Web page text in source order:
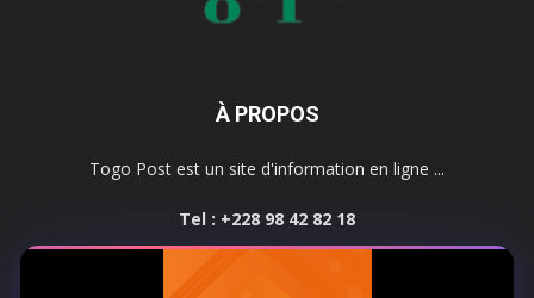
À PROPOS
Togo Post est un site d'information en ligne ...
Tel : +228 98 42 82 18